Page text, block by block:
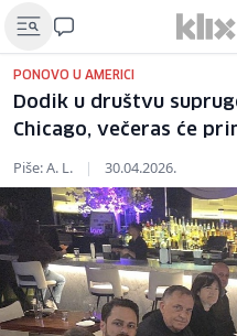
PONOVO U AMERICI
Dodik u društvu
Chicago, večeras će
Piše: A. L. | 30.04.2026.